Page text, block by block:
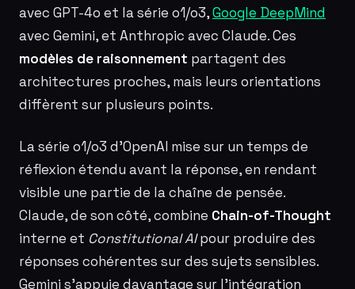
avec GPT-4o et la série o1/o3,Google DeepMind
avec Gemini, et Anthropic avec Claude. Ces
modèles de raisonnement partagent des
architectures proches, mais leurs orientations
diffèrent sur plusieurs points.
La série o1/o3 d’OpenAI mise sur un temps de
réflexion étendu avant la réponse, en rendant
visible une partie de la chaîne de pensée.
Claude, de son côté, combine Chain-of-Thought
interne et Constitutional AIpour produire des
réponses cohérentes sur des sujets sensibles.
Gemini s’appuie davantage sur l’intégration